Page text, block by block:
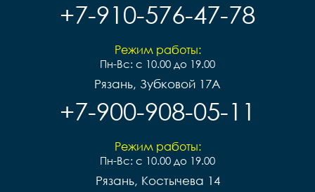
+7-910-576-47-78
Режим работы:
Пн-Вс: с 10.00 до 19.00
Рязань, Зубковой 17А
+7-900-908-05-11
Режим работы:
Пн-Вс: с 10.00 до 19.00
Рязань, Костычева 14